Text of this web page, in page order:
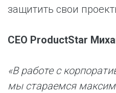
защитить свои
CEO ProductStar
«В работе с
мы стараемся